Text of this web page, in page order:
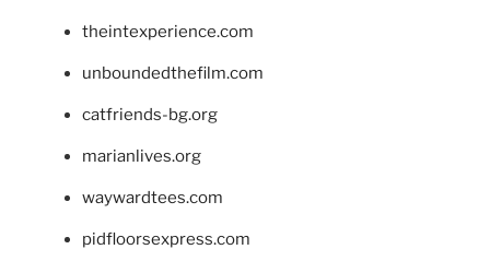
theintexperience.com
unboundedthefilm.com
catfriends-bg.org
marianlives.org
waywardtees.com
pidfloorsexpress.com